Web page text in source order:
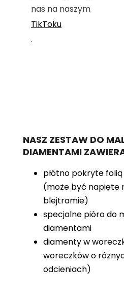
nas na naszym
TikToku
.
NASZ ZESTAW DO
DIAMENTAMI
płótno pokryte
(może być napięte
blejtramie)
specjalne pióro do
diamentami
diamenty w
woreczków o
odcieniach)